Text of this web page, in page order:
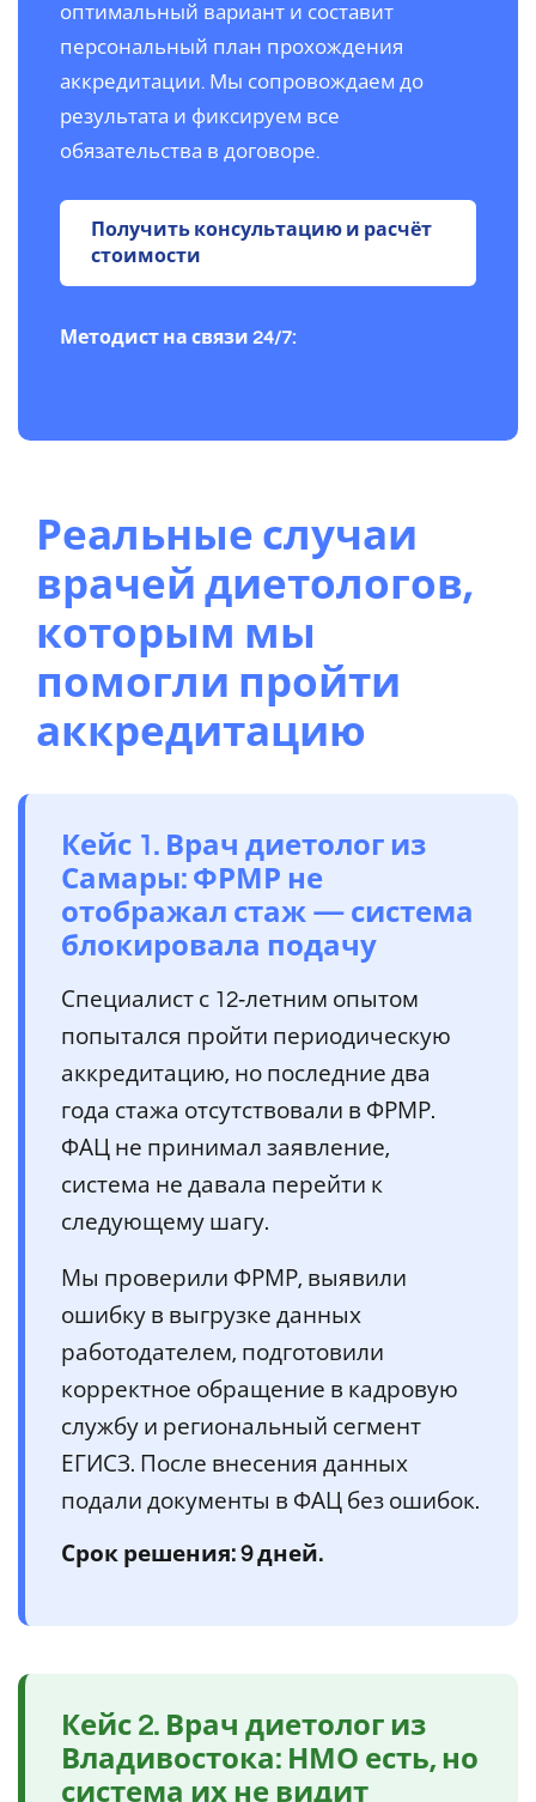
оптимальный вариант и составит
персональный план прохождения
аккредитации. Мы сопровождаем до
результата и фиксируем все
обязательства в договоре.
Получить консультацию и расчёт
стоимости
Методист на связи 24/7:
Реальные случаи
врачей диетологов,
которым мы
помогли пройти
аккредитацию
Кейс 1. Врач диетолог из
Самары: ФРМР не
отображал стаж — система
блокировала подачу
Специалист с 12‑летним опытом
попытался пройти периодическую
аккредитацию, но последние два
года стажа отсутствовали в ФРМР.
ФАЦ не принимал заявление,
система не давала перейти к
следующему шагу.
Мы проверили ФРМР, выявили
ошибку в выгрузке данных
работодателем, подготовили
корректное обращение в кадровую
службу и региональный сегмент
ЕГИСЗ. После внесения данных
подали документы в ФАЦ без ошибок.
Срок решения: 9 дней.
Кейс 2. Врач диетолог из
Владивостока: НМО есть, но
система их не видит